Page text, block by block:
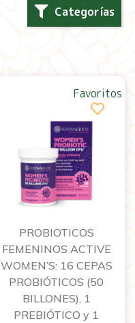
Categorías
PROBIOTICOS
FEMENINOS ACTIVE
WOMEN’S: 16 CEPAS
PROBIÓTICOS (50
BILLONES), 1
PREBIÓTICO y 1
Favoritos